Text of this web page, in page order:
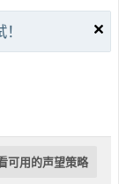
可用的声望策略